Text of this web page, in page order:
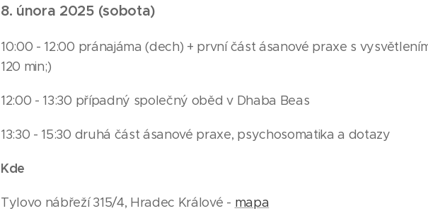
8. února 2025 (sobota)
10:00 - 12:00 pránajáma (dech) + první část ásanové praxe s
120 min;)
12:00 - 13:30 případný společný oběd v Dhaba Beas
13:30 - 15:30 druhá část ásanové praxe, psychosomatika a dotazy
Kde
Tylovo nábřeží 315/4, Hradec Králové - mapa